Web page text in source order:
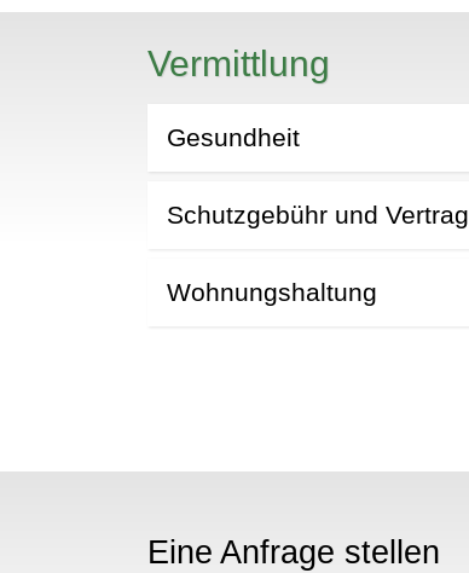
Vermittlung
Gesundheit
Schutzgebühr und Vertrag
Wohnungshaltung
Eine Anfrage stellen